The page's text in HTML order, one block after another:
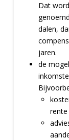
Dat
dalen,
jaren.
de